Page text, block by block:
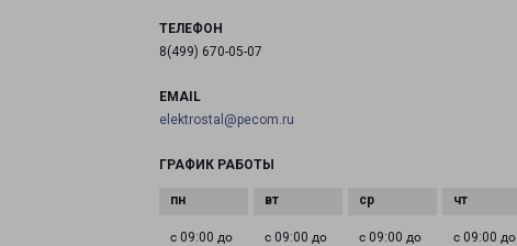
ТЕЛЕФОН
8(499) 670-05-07
EMAIL
elektrostal@pecom.ru
ГРАФИК РАБОТЫ
с 09:00 до
с 09:00 до
с 09:00 до
с 09:00 до